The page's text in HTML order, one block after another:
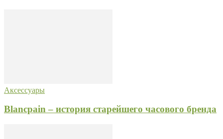
Аксессуары
Blancpain – история старейшего часового бренда